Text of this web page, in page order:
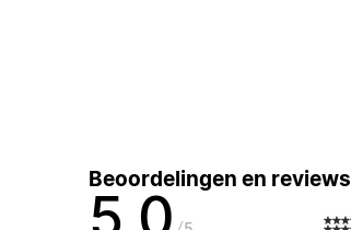
Beoordelingen en reviews